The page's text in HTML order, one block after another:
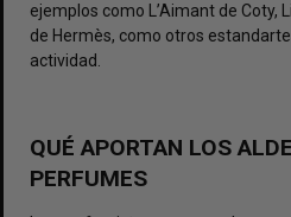
ejemplos como L’Aimant de Coty,
de Hermès, como otros
actividad.
QUÉ APORTAN LOS
PERFUMES